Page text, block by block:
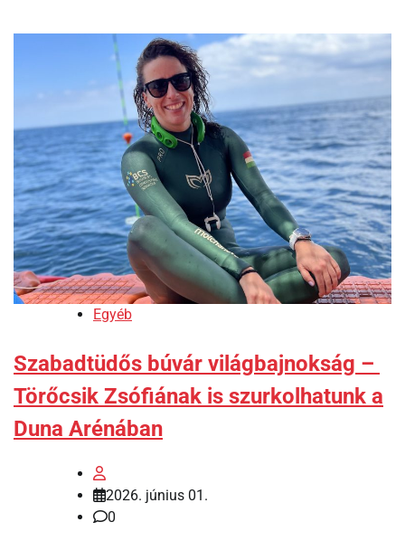
Egyéb
Szabadtüdős búvár világbajnokság –
Törőcsik Zsófiának is szurkolhatunk a
Duna Arénában
2026. június 01.
0